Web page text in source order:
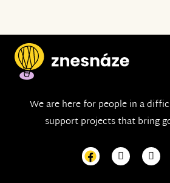
We are here for people in a
support projects that bring